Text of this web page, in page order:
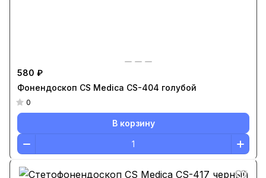
580 ₽
Фонендоскоп CS Medica CS-404 голубой
0
В корзину